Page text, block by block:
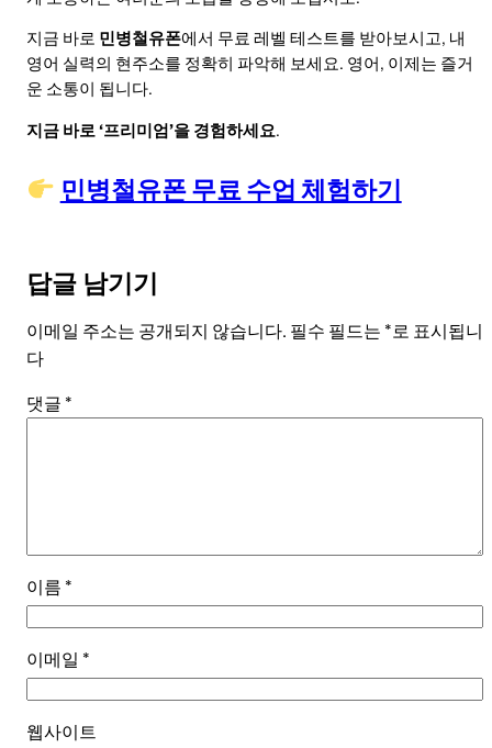
지금 바로 민병철유폰에서 무료 레벨 테스트를 받아보시고, 내
영어 실력의 현주소를 정확히 파악해 보세요. 영어, 이제는 즐거
운 소통이 됩니다.
지금 바로 ‘프리미엄’을 경험하세요.
민병철유폰 무료 수업 체험하기
답글 남기기
이메일 주소는 공개되지 않습니다. 필수 필드는 *로 표시됩니
다
댓글 *
이름 *
이메일 *
웹사이트